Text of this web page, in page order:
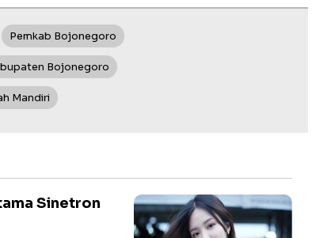
Pemkab Bojonegoro
Bojonegoro
Mandiri
Sinetron